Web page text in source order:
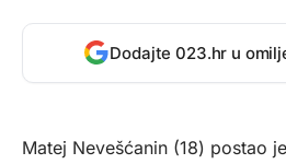
Dodajte 023.hr u
Matej Nevešćanin (18) postao